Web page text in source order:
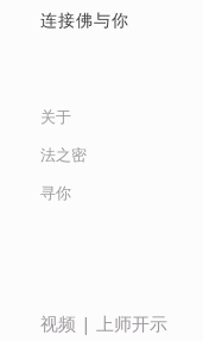
连接佛与你
关于
法之密
寻你
视频 | 上师开示